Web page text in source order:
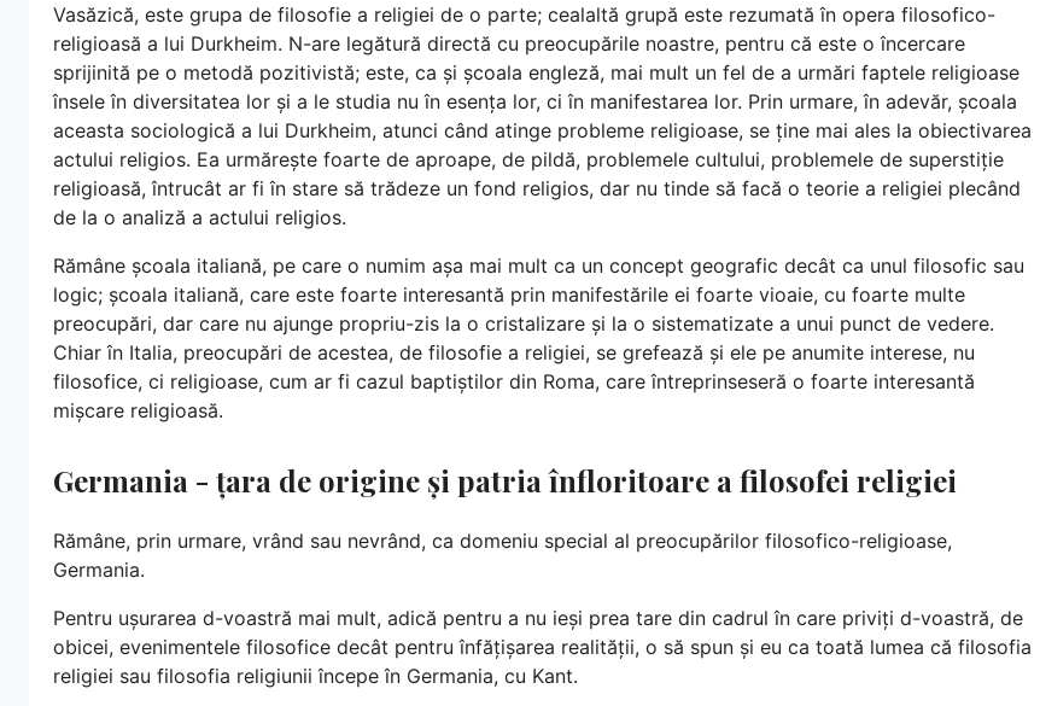
Vasăzică, este grupa de filosofie a religiei de o parte; cealaltă grupă este rezumată în opera filosofico-
religioasă a lui Durkheim. N-are legătură directă cu preocupările noastre, pentru că este o încercare
sprijinită pe o metodă pozitivistă; este, ca și școala engleză, mai mult un fel de a urmări faptele religioase
însele în diversitatea lor și a le studia nu în esența lor, ci în manifestarea lor. Prin urmare, în adevăr, școala
aceasta sociologică a lui Durkheim, atunci când atinge probleme religioase, se ține mai ales la obiectivarea
actului religios. Ea urmărește foarte de aproape, de pildă, problemele cultului, problemele de superstiție
religioasă, întrucât ar fi în stare să trădeze un fond religios, dar nu tinde să facă o teorie a religiei plecând
de la o analiză a actului religios.
Rămâne școala italiană, pe care o numim așa mai mult ca un concept geografic decât ca unul filosofic sau
logic; școala italiană, care este foarte interesantă prin manifestările ei foarte vioaie, cu foarte multe
preocupări, dar care nu ajunge propriu-zis la o cristalizare și la o sistematizate a unui punct de vedere.
Chiar în Italia, preocupări de acestea, de filosofie a religiei, se grefează și ele pe anumite interese, nu
filosofice, ci religioase, cum ar fi cazul baptiștilor din Roma, care întreprinseseră o foarte interesantă
mișcare religioasă.
Germania - țara de origine și patria înfloritoare a filosofei religiei
Rămâne, prin urmare, vrând sau nevrând, ca domeniu special al preocupărilor filosofico-religioase,
Germania.
Pentru ușurarea d-voastră mai mult, adică pentru a nu ieși prea tare din cadrul în care priviți d-voastră, de
obicei, evenimentele filosofice decât pentru înfățișarea realității, o să spun și eu ca toată lumea că filosofia
religiei sau filosofia religiunii începe în Germania, cu Kant.